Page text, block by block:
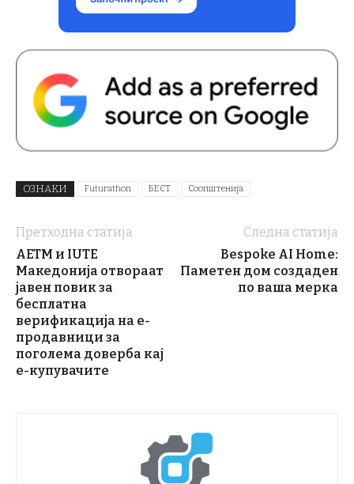
ОЗНАКИ Futurathon БЕСТ Соопштенија
Претходна статија
АЕТМ и IUTE
Македонија отвораат
јавен повик за
бесплатна
верификација на е-
продавници за
поголема доверба кај
е-купувачите
Следна статија
Bespoke AI Home:
Паметен дом создаден
по ваша мерка